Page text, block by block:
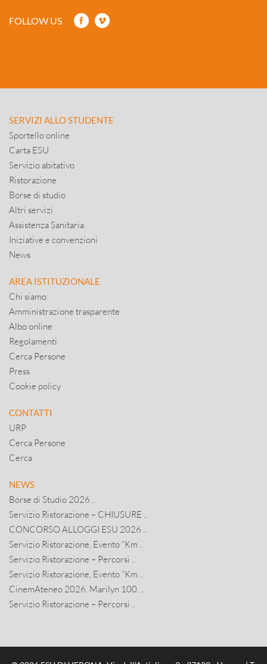
FOLLOW US
SERVIZI ALLO STUDENTE
Sportello online
Carta ESU
Servizio abitativo
Ristorazione
Borse di studio
Altri servizi
Assistenza Sanitaria
Iniziative e convenzioni
News
AREA ISTITUZIONALE
Chi siamo
Amministrazione trasparente
Albo online
Regolamenti
Cerca Persone
Press
Cookie policy
CONTATTI
URP
Cerca Persone
Cerca
NEWS
Borse di Studio 2026 ..
Servizio Ristorazione – CHIUSURE ..
CONCORSO ALLOGGI ESU 2026 ..
Servizio Ristorazione, Evento “Km ..
Servizio Ristorazione – Percorsi ..
Servizio Ristorazione, Evento “Km ..
CinemAteneo 2026. Marilyn 100. ..
Servizio Ristorazione – Percorsi ..